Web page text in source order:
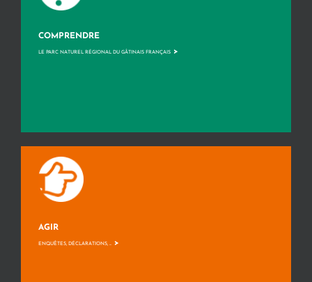
COMPRENDRE
LE PARC NATUREL RÉGIONAL DU GÂTINAIS FRANÇAIS >
AGIR
ENQUÊTES, DÉCLARATIONS, ... >